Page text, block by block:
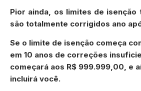
Pior ainda, os limites de isenção
são totalmente corrigidos ano
Se o limite de isenção começa
em 10 anos de correções
começará aos R$ 999.999,00, e
incluirá você.